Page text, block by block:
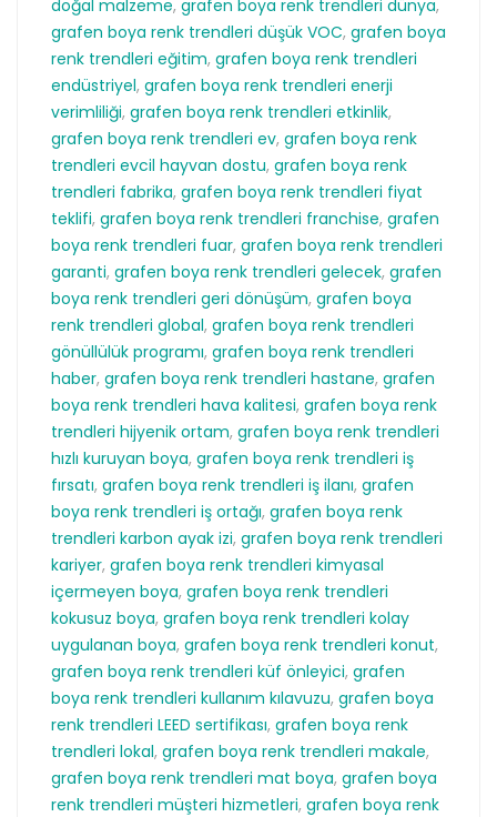
doğal malzeme, grafen boya renk trendleri dünya,
grafen boya renk trendleri düşük VOC, grafen boya
renk trendleri eğitim, grafen boya renk trendleri
endüstriyel, grafen boya renk trendleri enerji
verimliliği, grafen boya renk trendleri etkinlik,
grafen boya renk trendleri ev, grafen boya renk
trendleri evcil hayvan dostu, grafen boya renk
trendleri fabrika, grafen boya renk trendleri fiyat
teklifi, grafen boya renk trendleri franchise, grafen
boya renk trendleri fuar, grafen boya renk trendleri
garanti, grafen boya renk trendleri gelecek, grafen
boya renk trendleri geri dönüşüm, grafen boya
renk trendleri global, grafen boya renk trendleri
gönüllülük programı, grafen boya renk trendleri
haber, grafen boya renk trendleri hastane, grafen
boya renk trendleri hava kalitesi, grafen boya renk
trendleri hijyenik ortam, grafen boya renk trendleri
hızlı kuruyan boya, grafen boya renk trendleri iş
fırsatı, grafen boya renk trendleri iş ilanı, grafen
boya renk trendleri iş ortağı, grafen boya renk
trendleri karbon ayak izi, grafen boya renk trendleri
kariyer, grafen boya renk trendleri kimyasal
içermeyen boya, grafen boya renk trendleri
kokusuz boya, grafen boya renk trendleri kolay
uygulanan boya, grafen boya renk trendleri konut,
grafen boya renk trendleri küf önleyici, grafen
boya renk trendleri kullanım kılavuzu, grafen boya
renk trendleri LEED sertifikası, grafen boya renk
trendleri lokal, grafen boya renk trendleri makale,
grafen boya renk trendleri mat boya, grafen boya
renk trendleri müşteri hizmetleri, grafen boya renk